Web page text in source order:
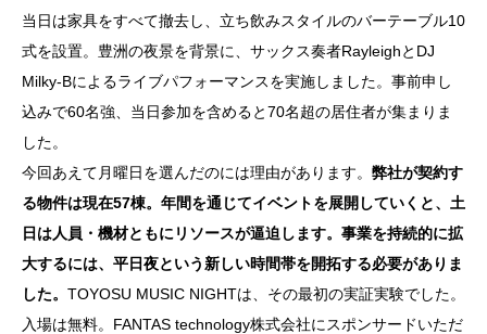
当日は家具をすべて撤去し、立ち飲みスタイルのバーテーブル10
式を設置。豊洲の夜景を背景に、サックス奏者RayleighとDJ
Milky-Bによるライブパフォーマンスを実施しました。事前申し
込みで60名強、当日参加を含めると70名超の居住者が集まりま
した。
今回あえて月曜日を選んだのには理由があります。 弊社が契約す
る物件は現在57棟。年間を通じてイベントを展開していくと、土
日は人員・機材ともにリソースが逼迫します。事業を持続的に拡
大するには、平日夜という新しい時間帯を開拓する必要がありま
した。 TOYOSU MUSIC NIGHTは、その最初の実証実験でした。
入場は無料。FANTAS technology株式会社にスポンサードいただ